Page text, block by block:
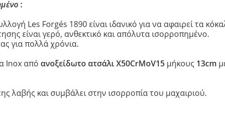
Le Petit Gourmet
My First Opinel
Ο μικρός Chef
No 7 Outdoor Junior
:
Les Forgés 1890 είναι ιδανικό για να αφαιρεί τα
είναι γερό, ανθεκτικό και απόλυτα ισορροπημένο.
για πολλά χρόνια.
Inox από ανοξείδωτο ατσάλι Χ50CrMoV15 μήκους 13cm
λαβής και συμβάλει στην ισορροπία του μαχαιριού.